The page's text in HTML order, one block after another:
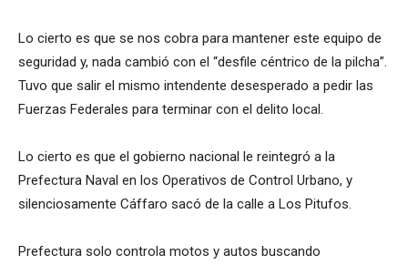
Lo cierto es que se nos cobra para mantener este equipo de
seguridad y, nada cambió con el “desfile céntrico de la pilcha”.
Tuvo que salir el mismo intendente desesperado a pedir las
Fuerzas Federales para terminar con el delito local.
Lo cierto es que el gobierno nacional le reintegró a la
Prefectura Naval en los Operativos de Control Urbano, y
silenciosamente Cáffaro sacó de la calle a Los Pitufos.
Prefectura solo controla motos y autos buscando